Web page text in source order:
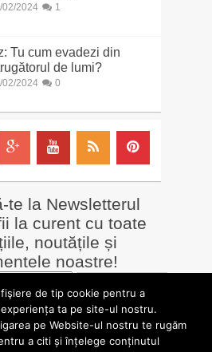
02/2024 1
Tu cum evadezi din
de lumi?
02/2024 0
te la Newsletterul
la curent cu toate
noutățile și
noastre!
Alte siteuri
de tip cookie pentru a
ta pe site-ul nostru.
pe Website-ul nostru te rugăm
a citi și înțelege conținutul